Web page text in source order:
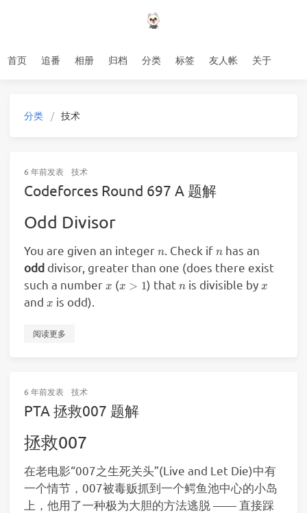
首页 追番 相册 归档 分类 标签 友人帐 关于
分类 技术
6 年前发表 技术
Codeforces Round 697 A 题解
Odd Divisor
You are given an integer . Check if
has an
odd divisor, greater than one (does there exist
such a number
( ) that n is divisible by
and
is odd).
阅读更多
6 年前发表 技术
PTA 拯救007 题解
拯救007
在老电影“007之生死关头”(Live and Let Die)中有
一个情节，007被毒贩抓到一个鳄鱼池中心的小岛
上，他用了一种极为大胆的方法逃脱 —— 直接踩